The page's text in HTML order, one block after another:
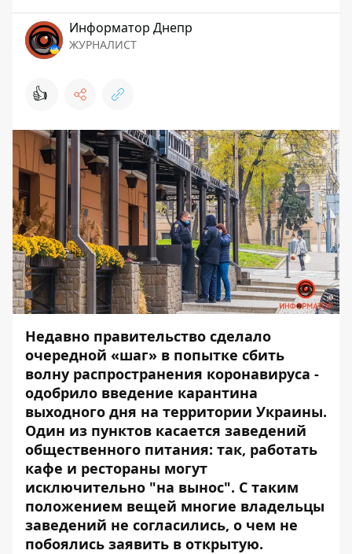
Информатор Днепр
ЖУРНАЛИСТ
👍
Недавно правительство сделало
очередной «шаг» в попытке сбить
волну распространения коронавируса -
одобрило введение карантина
выходного дня на территории Украины.
Один из пунктов касается заведений
общественного питания: так, работать
кафе и рестораны могут
исключительно "на вынос". С таким
положением вещей многие владельцы
заведений не согласились, о чем не
побоялись заявить в открытую.